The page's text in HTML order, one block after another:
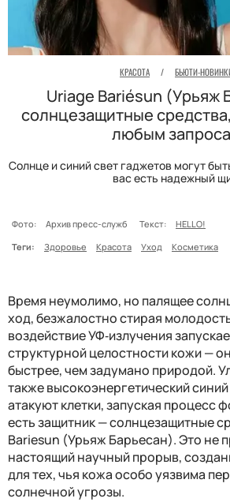
КРАСОТА / БЬЮТИ-
Uriage Bariésun (Урьяж
солнцезащитные
любым
Солнце и синий свет гаджетов могут
вас есть надежный
Фото: Архив пресс-служб Текст: HELLO!
Теги:
Здоровье Красота Уход Косметика
Время неумолимо, но палящее
ход, безжалостно стирая
воздействие УФ‑излучения
структурной целостности кожи —
быстрее, чем задумано природой.
также высокоэнергетический
атакуют клетки, запуская процесс
есть защитник — солнцезащитные
Bariesun (Урьяж Барьесан). Это не
настоящий научный прорыв,
для тех, чья кожа особо уязвима
солнечной угрозы.